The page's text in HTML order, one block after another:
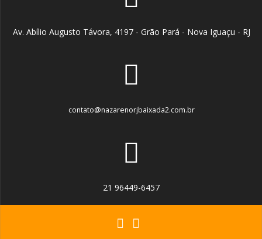
Av. Abílio Augusto Távora, 4197 - Grão Pará - Nova Iguaçu - RJ
contato@nazarenorjbaixada2.com.br
21 96449-6457